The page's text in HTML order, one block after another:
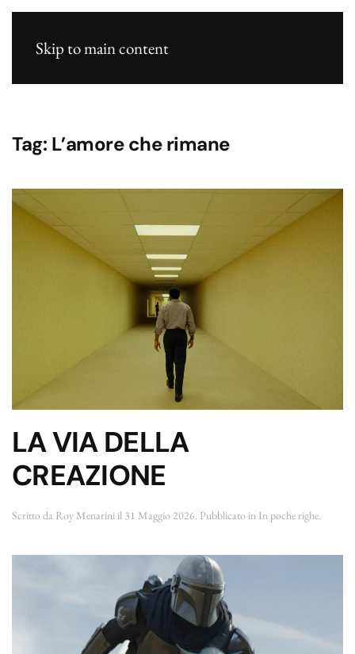
Skip to main content
Tag: L’amore che rimane
LA VIA DELLA
CREAZIONE
Scritto da Roy Menarini il 31 Maggio 2026. Pubblicato in In poche righe.